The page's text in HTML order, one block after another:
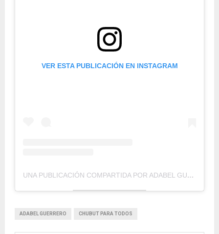
VER ESTA PUBLICACIÓN EN INSTAGRAM
UNA PUBLICACIÓN COMPARTIDA POR ADABEL GUERRERO (@ADABELGUERRERO)
ADABEL GUERRERO CHUBUT PARA TODOS